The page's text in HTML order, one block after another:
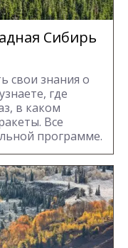
Сибирь
свои знания о
где
в каком
Все
программе.